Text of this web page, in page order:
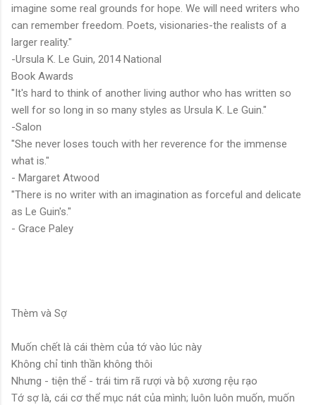
imagine some real grounds for hope. We will need writers who
can remember freedom. Poets, visionaries-the realists of a
larger reality."
-Ursula K. Le Guin, 2014 National
Book Awards
"It's hard to think of another living author who has written so
well for so long in so many styles as Ursula K. Le Guin."
-Salon
"She never loses touch with her reverence for the immense
what is."
- Margaret Atwood
"There is no writer with an imagination as forceful and delicate
as Le Guin's."
- Grace Paley
Thèm và Sợ
Muốn chết là cái thèm của tớ vào lúc này
Không chỉ tinh thần không thôi
Nhưng - tiện thể - trái tim rã rượi và bộ xương rệu rạo
Tớ sợ là, cái cơ thể mục nát của mình; luôn luôn muốn, muốn